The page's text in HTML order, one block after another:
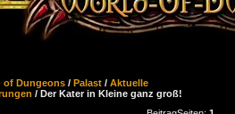
of Dungeons / Palast / Aktuelle
/ Der Kater in Kleine ganz groß!